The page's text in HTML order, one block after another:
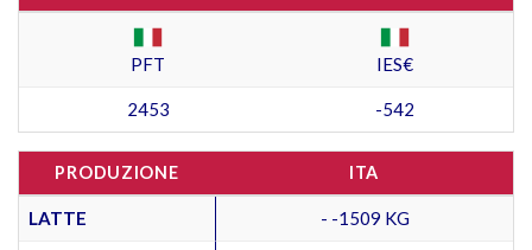
PFT IES€
2453 -542
PRODUZIONE ITA
LATTE - -1509 KG